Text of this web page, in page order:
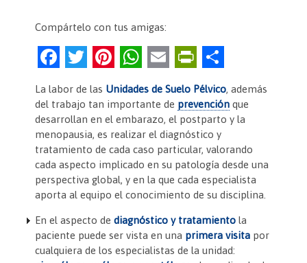
Compártelo con tus amigas:
F
c
e
b
o
o
T
w
itt
er
Pi
nt
er
es
t
W
at
s
A
p
p
E
m
ai
l
Pr
in
tF
ri
e
n
dl
m
p
ar
tir
La labor de las Unidades de Suelo Pélvico, además
del trabajo tan importante de prevención que
desarrollan en el embarazo, el postparto y la
menopausia, es realizar el diagnóstico y
tratamiento de cada caso particular, valorando
cada aspecto implicado en su patología desde una
perspectiva global, y en la que cada especialista
aporta al equipo el conocimiento de su disciplina.
En el aspecto dediagnóstico y tratamiento la
paciente puede ser vista en una primera visita por
cualquiera de los especialistas de la unidad: